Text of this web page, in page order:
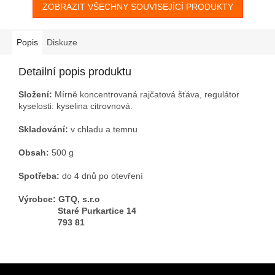
ZOBRAZIT VŠECHNY SOUVISEJÍCÍ PRODUKTY
Popis Diskuze
Detailní popis produktu
Složení: Mírně koncentrovaná rajčatová šťáva, regulátor
kyselosti: kyselina citrovnová.
Skladování: v chladu a temnu
Obsah: 500 g
Spotřeba: do 4 dnů po otevření
Výrobce: GTQ, s.r.o
Staré Purkartice 14
793 81